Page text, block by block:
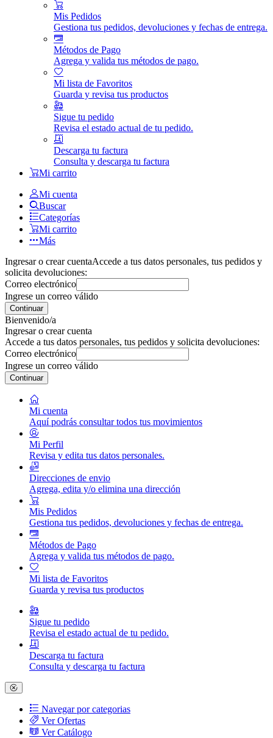
Mis Pedidos
Gestiona tus pedidos, devoluciones y fechas de entrega.
Métodos de Pago
Agrega y valida tus métodos de pago.
Mi lista de Favoritos
Guarda y revisa tus productos
Sigue tu pedido
Revisa el estado actual de tu pedido.
Descarga tu factura
Consulta y descarga tu factura
Mi carrito
Mi cuenta
Buscar
Categorías
Mi carrito
Más
Ingresar o crear cuentaAccede a tus datos personales, tus pedidos y
solicita devoluciones:
Correo electrónico
Ingrese un correo válido
Continuar
Bienvenido/a
Ingresar o crear cuenta
Accede a tus datos personales, tus pedidos y solicita devoluciones:
Correo electrónico
Ingrese un correo válido
Continuar
Mi cuenta
Aquí podrás consultar todos tus movimientos
Mi Perfil
Revisa y edita tus datos personales.
Direcciones de envio
Agrega, edita y/o elimina una dirección
Mis Pedidos
Gestiona tus pedidos, devoluciones y fechas de entrega.
Métodos de Pago
Agrega y valida tus métodos de pago.
Mi lista de Favoritos
Guarda y revisa tus productos
Sigue tu pedido
Revisa el estado actual de tu pedido.
Descarga tu factura
Consulta y descarga tu factura
Navegar por categorias
Ver Ofertas
Ver Catálogo